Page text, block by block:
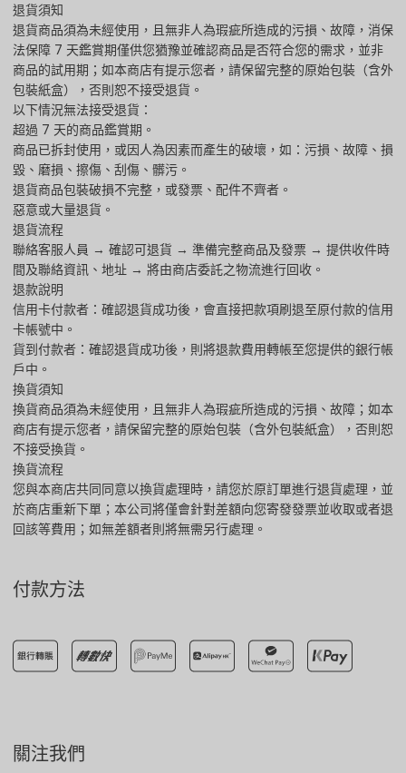
退貨須知
退貨商品須為未經使用，且無非人為瑕疵所造成的污損、故障，消保
法保障 7 天鑑賞期僅供您猶豫並確認商品是否符合您的需求，並非
商品的試用期；如本商店有提示您者，請保留完整的原始包裝（含外
包裝紙盒），否則恕不接受退貨。
以下情況無法接受退貨：
超過 7 天的商品鑑賞期。
商品已拆封使用，或因人為因素而產生的破壞，如：污損、故障、損
毀、磨損、擦傷、刮傷、髒污。
退貨商品包裝破損不完整，或發票、配件不齊者。
惡意或大量退貨。
退貨流程
聯絡客服人員 → 確認可退貨 → 準備完整商品及發票 → 提供收件時
間及聯絡資訊、地址 → 將由商店委託之物流進行回收。
退款說明
信用卡付款者：確認退貨成功後，會直接把款項刷退至原付款的信用
卡帳號中。
貨到付款者：確認退貨成功後，則將退款費用轉帳至您提供的銀行帳
戶中。
換貨須知
換貨商品須為未經使用，且無非人為瑕疵所造成的污損、故障；如本
商店有提示您者，請保留完整的原始包裝（含外包裝紙盒），否則恕
不接受換貨。
換貨流程
您與本商店共同同意以換貨處理時，請您於原訂單進行退貨處理，並
於商店重新下單；本公司將僅會針對差額向您寄發發票並收取或者退
回該等費用；如無差額者則將無需另行處理。
付款方法
關注我們